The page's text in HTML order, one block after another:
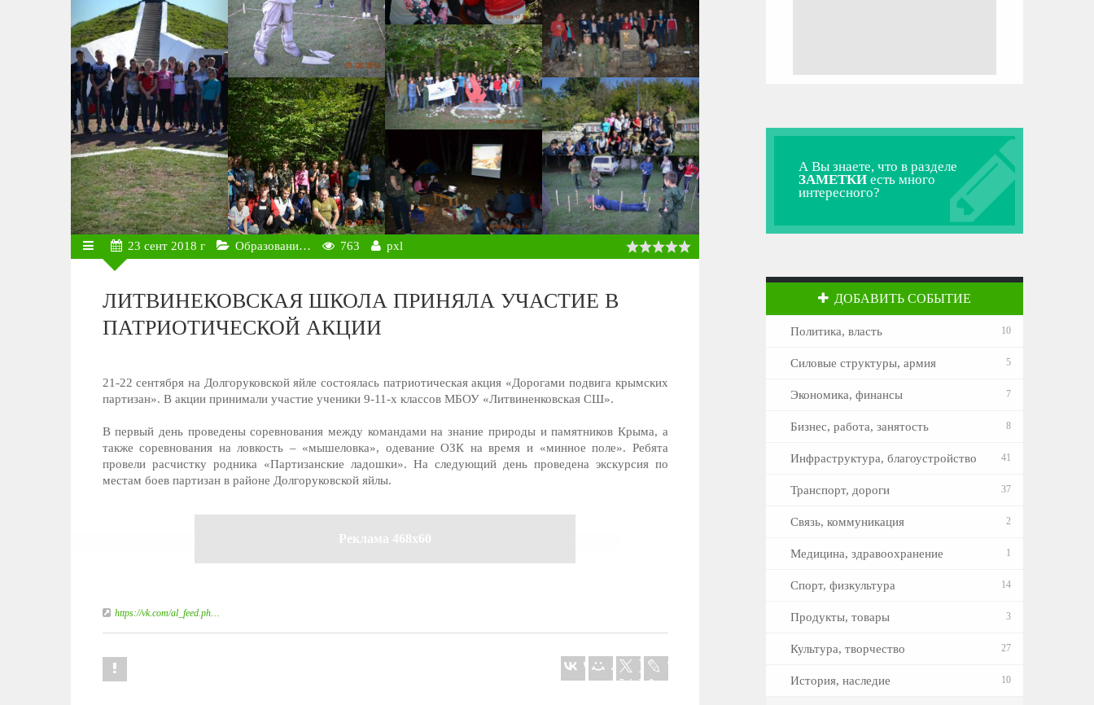
23 сент 2018 г Образовани… 763 pxl
ЛИТВИНЕКОВСКАЯ ШКОЛА ПРИНЯЛА УЧАСТИЕ В
ПАТРИОТИЧЕСКОЙ АКЦИИ
21-22 сентября на Долгоруковской яйле состоялась патриотическая акция «Дорогами подвига крымских
партизан». В акции принимали участие ученики 9-11-х классов МБОУ «Литвиненковская СШ».
В первый день проведены соревнования между командами на знание природы и памятников Крыма, а
также соревнования на ловкость – «мышеловка», одевание ОЗК на время и «минное поле». Ребята
провели расчистку родника «Партизанские ладошки». На следующий день проведена экскурсия по
местам боев партизан в районе Долгоруковской яйлы.
Реклама 468x60
https://vk.com/al_feed.ph…
А Вы знаете, что в разделе
ЗАМЕТКИ есть много
интересного?
ДОБАВИТЬ СОБЫТИЕ
Политика, власть 10
Силовые структуры, армия 5
Экономика, финансы 7
Бизнес, работа, занятость 8
Инфраструктура, благоустройство 41
Транспорт, дороги 37
Связь, коммуникация 2
Медицина, здравоохранение 1
Спорт, физкультура 14
Продукты, товары 3
Культура, творчество 27
История, наследие 10